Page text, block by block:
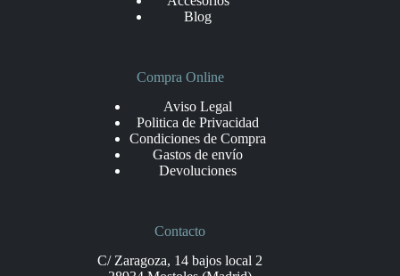
Blog
Compra Online
Aviso Legal
Politica de Privacidad
Condiciones de Compra
Gastos de envío
Devoluciones
Contacto
C/ Zaragoza, 14 bajos local 2